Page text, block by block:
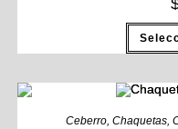
Ceberro, Chaquetas,